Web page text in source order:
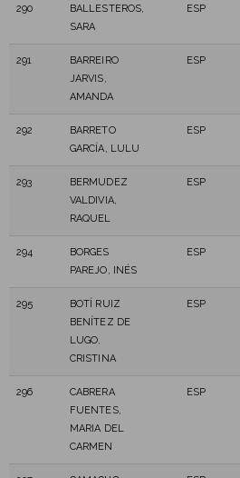
290
BALLESTEROS,
SARA
ESP
291
BARREIRO
JARVIS,
AMANDA
ESP
292
BARRETO
GARCÍA, LULU
ESP
293
BERMUDEZ
VALDIVIA,
RAQUEL
ESP
294
BORGES
PAREJO, INÉS
ESP
295
BOTÍ RUIZ
BENÍTEZ DE
LUGO,
CRISTINA
ESP
296
CABRERA
FUENTES,
MARIA DEL
CARMEN
ESP